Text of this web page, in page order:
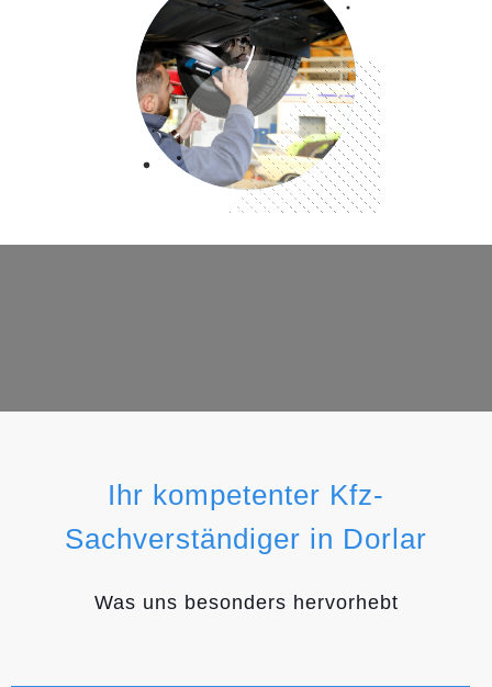
Ihr kompetenter Kfz-
Sachverständiger in Dorlar
Was uns besonders hervorhebt